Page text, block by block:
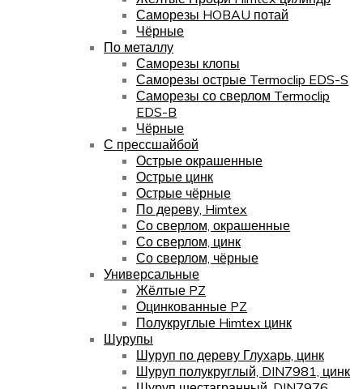
Саморезы HOBAU потай
Чёрные
По металлу
Саморезы клопы
Саморезы острые Termoclip EDS-S
Саморезы со сверлом Termoclip
EDS-B
Чёрные
С прессшайбой
Острые окрашенные
Острые цинк
Острые чёрные
По дереву, Himtex
Со сверлом, окрашенные
Со сверлом, цинк
Со сверлом, чёрные
Универсальные
Жёлтые PZ
Оцинкованные PZ
Полукруглые Himtex цинк
Шурупы
Шуруп по дереву Глухарь, цинк
Шуруп полукруглый, DIN7981, цинк